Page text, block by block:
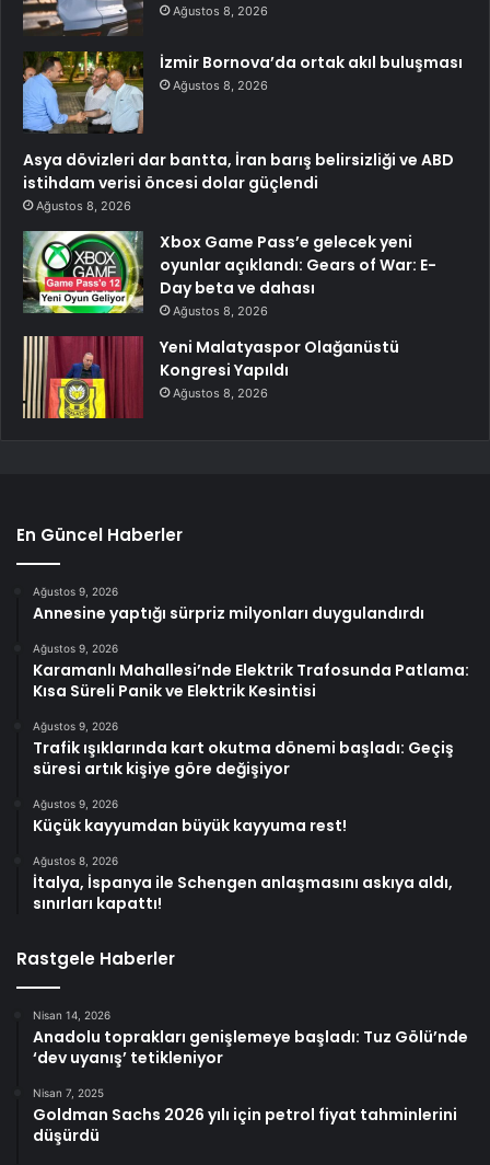
Ağustos 8, 2026
İzmir Bornova’da ortak akıl buluşması
Ağustos 8, 2026
Asya dövizleri dar bantta, İran barış belirsizliği ve ABD
istihdam verisi öncesi dolar güçlendi
Ağustos 8, 2026
Xbox Game Pass’e gelecek yeni
oyunlar açıklandı: Gears of War: E-
Day beta ve dahası
Ağustos 8, 2026
Yeni Malatyaspor Olağanüstü
Kongresi Yapıldı
Ağustos 8, 2026
En Güncel Haberler
Ağustos 9, 2026
Annesine yaptığı sürpriz milyonları duygulandırdı
Ağustos 9, 2026
Karamanlı Mahallesi’nde Elektrik Trafosunda Patlama:
Kısa Süreli Panik ve Elektrik Kesintisi
Ağustos 9, 2026
Trafik ışıklarında kart okutma dönemi başladı: Geçiş
süresi artık kişiye göre değişiyor
Ağustos 9, 2026
Küçük kayyumdan büyük kayyuma rest!
Ağustos 8, 2026
İtalya, İspanya ile Schengen anlaşmasını askıya aldı,
sınırları kapattı!
Rastgele Haberler
Nisan 14, 2026
Anadolu toprakları genişlemeye başladı: Tuz Gölü’nde
‘dev uyanış’ tetikleniyor
Nisan 7, 2025
Goldman Sachs 2026 yılı için petrol fiyat tahminlerini
düşürdü